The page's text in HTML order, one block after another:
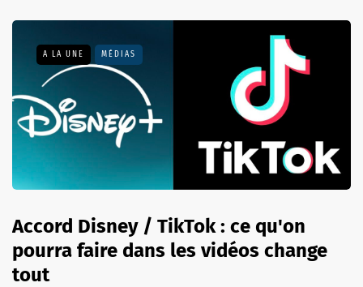
A LA UNE MÉDIAS
Accord Disney / TikTok : ce qu'on
pourra faire dans les vidéos change
tout